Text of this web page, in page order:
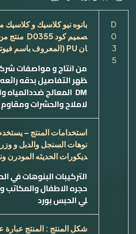
D
0
3
5
بانوه نيو كلاسيك و كلاسيك
صميم كودD0355 منتج
انPU(المعروف باسم
من انتاج و مواصفات
ظهر التفاصيل بدقه
DM المعالج ضددالمياه
لاملاح والحشرات
استخدامات المنتج –
نوهات السنجل والدبل و
ديكورات الحديثه المودرن
التركيبات البنوهات في
حجره الاطفال
لي الحبس بورد
شكل المنتج : المنتج